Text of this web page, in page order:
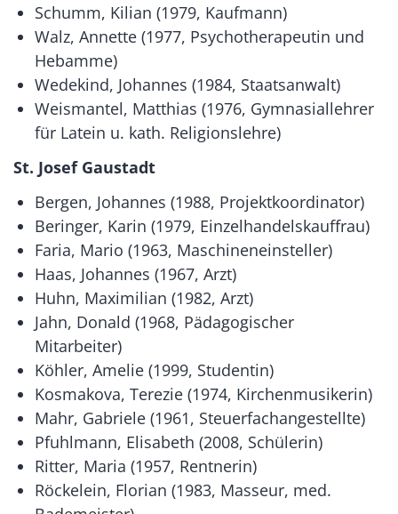
Schumm, Kilian (1979, Kaufmann)
Walz, Annette (1977, Psychotherapeutin und
Hebamme)
Wedekind, Johannes (1984, Staatsanwalt)
Weismantel, Matthias (1976, Gymnasiallehrer
für Latein u. kath. Religionslehre)
St. Josef Gaustadt
Bergen, Johannes (1988, Projektkoordinator)
Beringer, Karin (1979, Einzelhandelskauffrau)
Faria, Mario (1963, Maschineneinsteller)
Haas, Johannes (1967, Arzt)
Huhn, Maximilian (1982, Arzt)
Jahn, Donald (1968, Pädagogischer
Mitarbeiter)
Köhler, Amelie (1999, Studentin)
Kosmakova, Terezie (1974, Kirchenmusikerin)
Mahr, Gabriele (1961, Steuerfachangestellte)
Pfuhlmann, Elisabeth (2008, Schülerin)
Ritter, Maria (1957, Rentnerin)
Röckelein, Florian (1983, Masseur, med.